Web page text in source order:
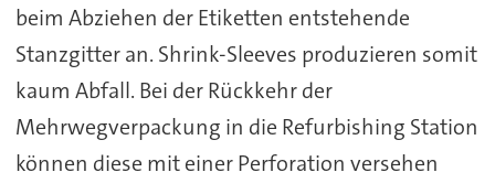
beim Abziehen der Etiketten entstehende
Stanzgitter an. Shrink-Sleeves produzieren somit
kaum Abfall. Bei der Rückkehr der
Mehrwegverpackung in die Refurbishing Station
können diese mit einer Perforation versehen